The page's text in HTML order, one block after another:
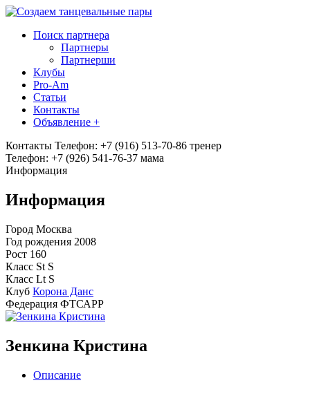
Поиск партнера
Партнеры
Партнерши
Клубы
Pro-Am
Статьи
Контакты
Объявление +
Контакты Телефон: +7 (916) 513-70-86 тренер
Телефон: +7 (926) 541-76-37 мама
Информация
Информация
Город Москва
Год рождения 2008
Рост 160
Класс St S
Класс Lt S
Клуб Корона Данс
Федерация ФТСАРР
Зенкина Кристина
Описание